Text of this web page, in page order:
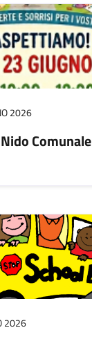
2026
Comunale
2026